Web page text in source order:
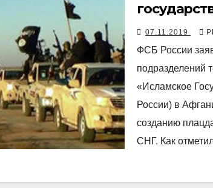
07.11.2019
ФСБ России
подразделений
«Исламское
России) в
созданию
СНГ. Как